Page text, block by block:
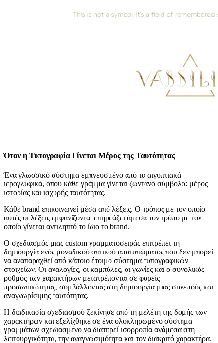
Όταν η Τυπογραφία Γίνεται Μέρος της Ταυτότητας
Ένα γλωσσικό σύστημα εμπνευσμένο από τα αιγυπτιακά
ιερογλυφικά, όπου κάθε γράμμα γίνεται ζωντανό σύμβολο: μέρος
ιστορίας και ισχυρής ταυτότητας.
Κάθε brand επικοινωνεί μέσα από λέξεις. Ο τρόπος με τον οποίο
αυτές οι λέξεις εμφανίζονται επηρεάζει άμεσα τον τρόπο με τον
οποίο γίνεται αντιληπτό το ίδιο το brand.
Ο σχεδιασμός μιας custom γραμματοσειράς επιτρέπει τη
δημιουργία ενός μοναδικού οπτικού αποτυπώματος που δεν μπορεί
να αναπαραχθεί από κάποιο έτοιμο σύστημα τυπογραφικών
στοιχείων. Οι αναλογίες, οι καμπύλες, οι γωνίες και ο συνολικός
ρυθμός των χαρακτήρων μετατρέπονται σε φορείς
προσωπικότητας, συμβάλλοντας στη δημιουργία μιας συνεπούς και
αναγνωρίσιμης ταυτότητας.
Η διαδικασία σχεδιασμού ξεκίνησε από τη μελέτη της δομής των
χαρακτήρων και εξελίχθηκε σε ένα ολοκληρωμένο σύστημα
γραμμάτων σχεδιασμένο να διατηρεί ισορροπία ανάμεσα στη
λειτουργικότητα, την αναγνωσιμότητα και τον διακριτό χαρακτήρα.